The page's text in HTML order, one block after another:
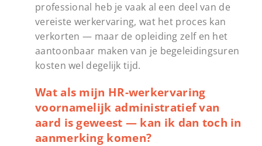
professional heb je vaak al een deel van de
vereiste werkervaring, wat het proces kan
verkorten — maar de opleiding zelf en het
aantoonbaar maken van je begeleidingsuren
kosten wel degelijk tijd.
Wat als mijn HR-werkervaring
voornamelijk administratief van
aard is geweest — kan ik dan toch in
aanmerking komen?